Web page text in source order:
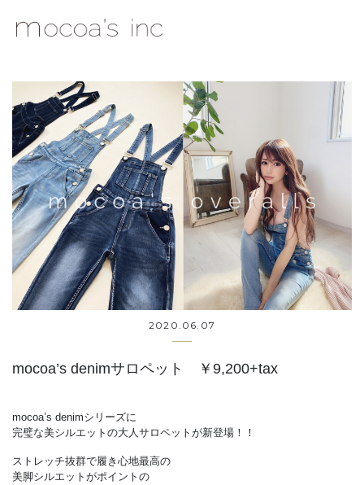
2020.06.07
mocoa’s denimサロペット ￥9,200+tax
mocoa’s denimシリーズに
完璧な美シルエットの大人サロペットが新登場！！
ストレッチ抜群で履き心地最高の
美脚シルエットがポイントの